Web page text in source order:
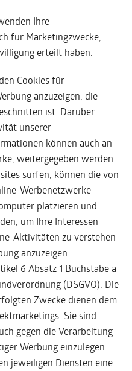
Ihre
für Marketingzwecke,
erteilt haben:
Cookies für
anzuzeigen, die
ist. Darüber
unserer
können auch an
weitergegeben werden.
surfen, können die von
Werbenetzwerke
platzieren und
um Ihre Interessen
Aktivitäten zu verstehen
anzuzeigen.
6 Absatz 1 Buchstabe a
(DSGVO). Die
Zwecke dienen dem
Sie sind
gegen die Verarbeitung
Werbung einzulegen.
jeweiligen Diensten eine